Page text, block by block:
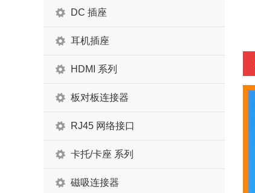
DC 插座
耳机插座
HDMI 系列
板对板连接器
RJ45 网络接口
卡托/卡座 系列
磁吸连接器